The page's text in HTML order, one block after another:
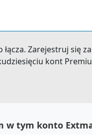
Zarejestruj się
kont
w tym konto